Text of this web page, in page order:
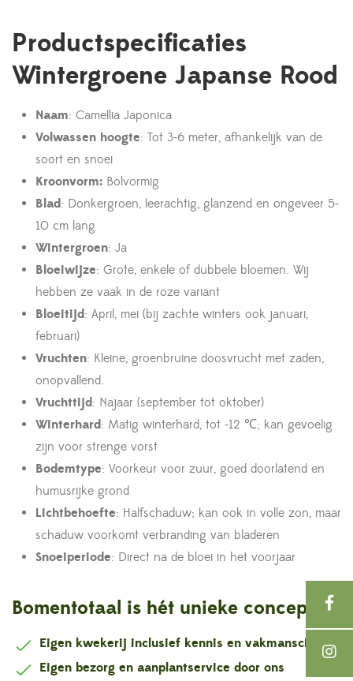
Productspecificaties
Wintergroene Japanse Rood
Naam: Camellia Japonica
Volwassen hoogte: Tot 3-6 meter, afhankelijk van de
soort en snoei
Kroonvorm: Bolvormig
Blad: Donkergroen, leerachtig, glanzend en ongeveer 5-
10 cm lang
Wintergroen: Ja
Bloeiwijze: Grote, enkele of dubbele bloemen. Wij
hebben ze vaak in de roze variant
Bloeitijd: April, mei (bij zachte winters ook januari,
februari)
Vruchten: Kleine, groenbruine doosvrucht met zaden,
onopvallend.
Vruchttijd: Najaar (september tot oktober)
Winterhard: Matig winterhard, tot -12 ℃; kan gevoelig
zijn voor strenge vorst
Bodemtype: Voorkeur voor zuur, goed doorlatend en
humusrijke grond
Lichtbehoefte: Halfschaduw; kan ook in volle zon, maar
schaduw voorkomt verbranding van bladeren
Snoeiperiode: Direct na de bloei in het voorjaar
Bomentotaal is hét unieke concept !
Eigen kwekerij inclusief kennis en vakmanschap
Eigen bezorg en aanplantservice door ons